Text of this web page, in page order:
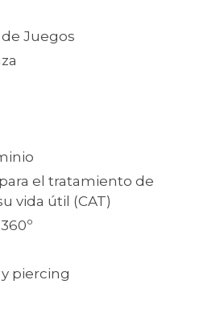
Juegos
el tratamiento de
vida útil (CAT)
piercing